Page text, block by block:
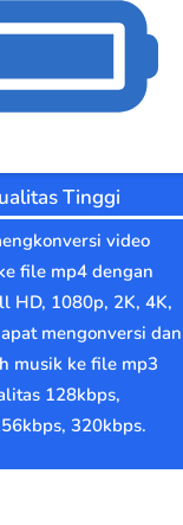
Tinggi
video
file mp4 dengan
HD, 1080p, 2K, 4K,
mengonversi dan
musik ke file mp3
128kbps,
320kbps.